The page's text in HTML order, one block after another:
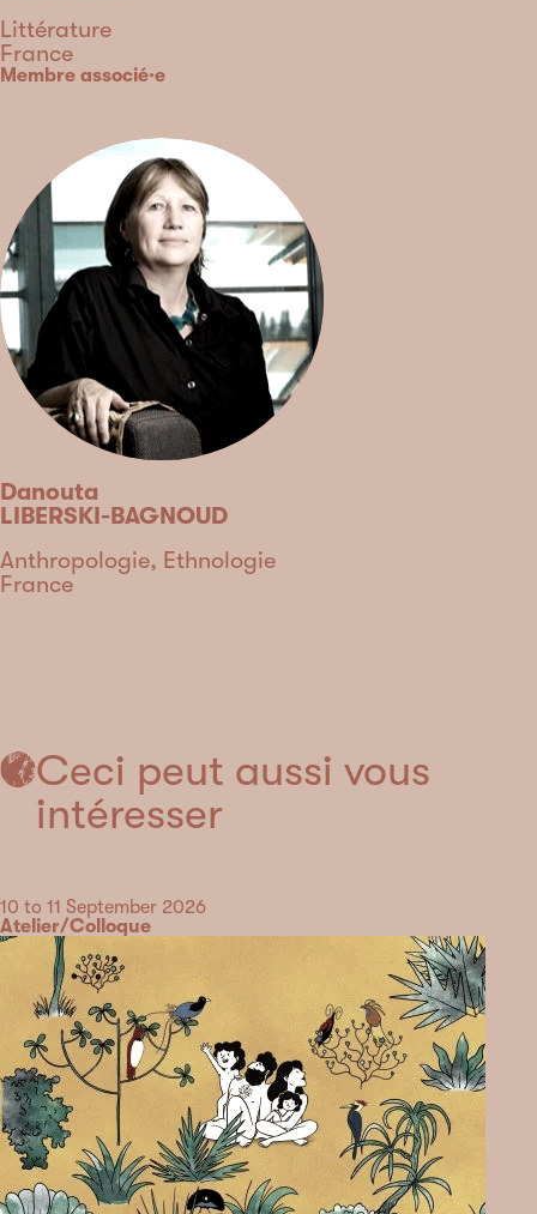
Discipline
Littérature
Country
France
Type
Membre associé·e
Danouta
LIBERSKI-BAGNOUD
Discipline
Anthropologie, Ethnologie
Country
France
Ceci peut aussi vous
intéresser
Date
10 to 11 September 2026
Category
Atelier/Colloque